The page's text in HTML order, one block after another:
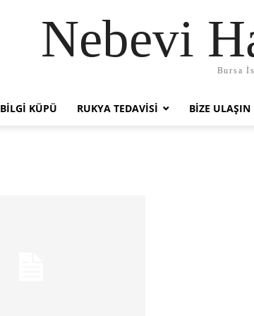
Nebevi
Bursa
BILGI KÜPÜ RUKYA TEDAVISI BIZE ULAŞIN